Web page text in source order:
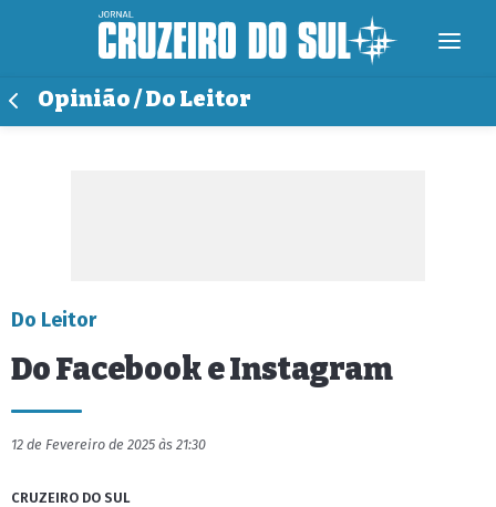
Opinião / Do Leitor
Do Leitor
Do Facebook e Instagram
12 de Fevereiro de 2025 às 21:30
CRUZEIRO DO SUL